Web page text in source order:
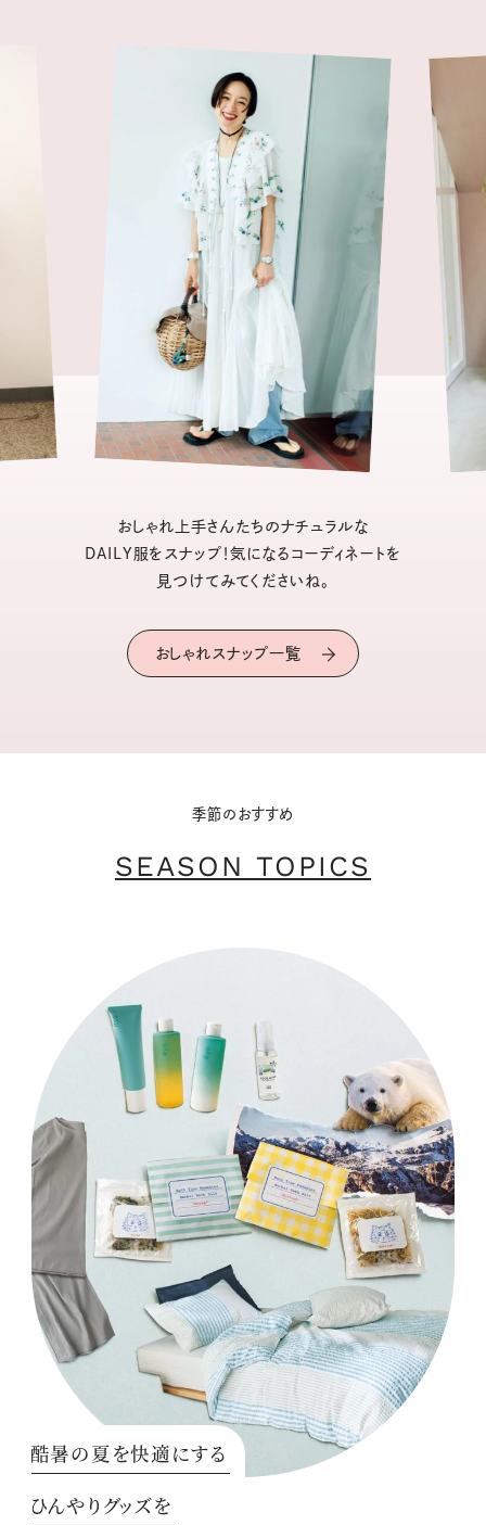
おしゃれ上手さんたちのナチュラルな
DAILY服をスナップ！気になるコーディネートを
見つけてみてくださいね。
おしゃれスナップ一覧
季節のおすすめ
SEASON TOPICS
酷暑の夏を快適にする
ひんやりグッズを